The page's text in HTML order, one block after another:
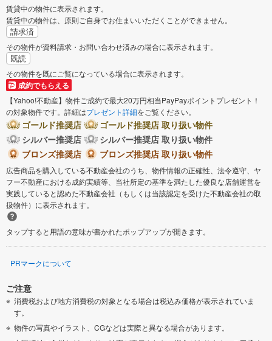
賃貸中の物件に表示されます。
賃貸中の物件は、原則ご自身でお住まいいただくことができません。
請求済
その物件が資料請求・お問い合わせ済みの場合に表示されます。
既読
その物件を既にご覧になっている場合に表示されます。
成約でもらえる
【Yahoo!不動産】物件ご成約で最大20万円相当PayPayポイントプレゼント！
の対象物件です。詳細はプレゼント詳細をご覧ください。
ゴールド推奨店
ゴールド推奨店 取り扱い物件
シルバー推奨店
シルバー推奨店 取り扱い物件
ブロンズ推奨店
ブロンズ推奨店 取り扱い物件
広告商品を購入している不動産会社のうち、物件情報の正確性、法令遵守、ヤ
フー不動産における成約実績等、当社所定の基準を満たした優良な店舗運営を
実践していると認めた不動産会社（もしくは当該認定を受けた不動産会社の取
扱物件）に表示されます。
タップすると用語の意味が書かれたポップアップが開きます。
PRマークについて
ご注意
消費税および地方消費税の対象となる場合は税込み価格が表示されていま
す。
物件の写真やイラスト、CGなどは実際と異なる場合があります。